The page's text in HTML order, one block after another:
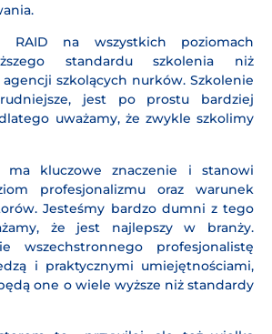
na wszystkich poziomach
standardu szkolenia niż
szkolących nurków. Szkolenie
jest po prostu bardziej
uważamy, że zwykle szkolimy
ma kluczowe znaczenie i stanowi
profesjonalizmu oraz warunek
Jesteśmy bardzo dumni z tego
że jest najlepszy w branży.
wszechstronnego profesjonalistę
i praktycznymi umiejętnościami,
one o wiele wyższe niż standardy